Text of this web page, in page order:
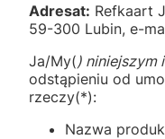
Adresat: Refkaart
59-300 Lubin, e-
Ja/My() niniejszym
odstąpieniu od
rzeczy(*):
Nazwa